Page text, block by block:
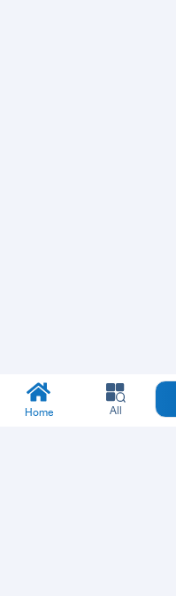
Home All